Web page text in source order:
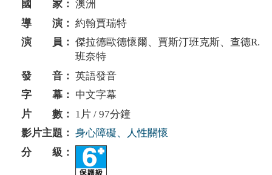
國 家： 澳洲
導 演： 約翰賈瑞特
演 員： 傑拉德歐德懷爾、賈斯汀班克斯、查德R.
班奈特
發 音： 英語發音
字 幕： 中文字幕
片 數： 1片 / 97分鐘
影片主題： 身心障礙、人性關懷
分 級：